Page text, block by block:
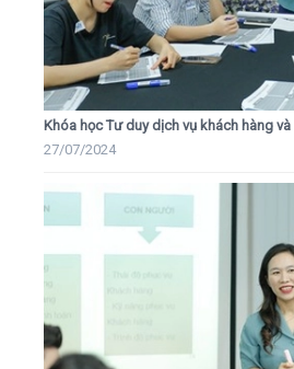
Khóa học Tư duy dịch vụ khách hàng
27/07/2024